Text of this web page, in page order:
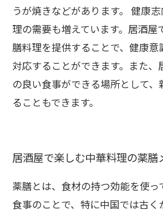
うが焼きなどがあります。 健康
理の需要も増えています。居酒屋
膳料理を提供することで、健康意
対応することができます。また
の良い食事ができる場所として
ることもできます。
居酒屋で楽しむ中華料理の薬膳
薬膳とは、食材の持つ効能を使
食事のことで、特に中国では古く